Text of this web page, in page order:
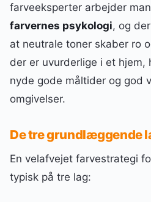
farveeksperter arbejder
farvernes psykologi, og
at neutrale toner skaber ro
der er uvurderlige i et hjem,
nyde gode måltider og god
omgivelser.
De tre grundlæggende
En velafvejet farvestrategi
typisk på tre lag: